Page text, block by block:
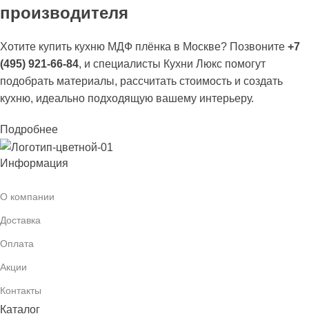
производителя
Хотите купить кухню МДФ плёнка в Москве? Позвоните +7
(495) 921-66-84, и специалисты Кухни Люкс помогут
подобрать материалы, рассчитать стоимость и создать
кухню, идеально подходящую вашему интерьеру.
Подробнее
Информация
О компании
Доставка
Оплата
Акции
Контакты
Каталог